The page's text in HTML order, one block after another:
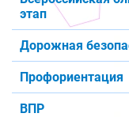
этап
Дорожная
Профориентация
ВПР